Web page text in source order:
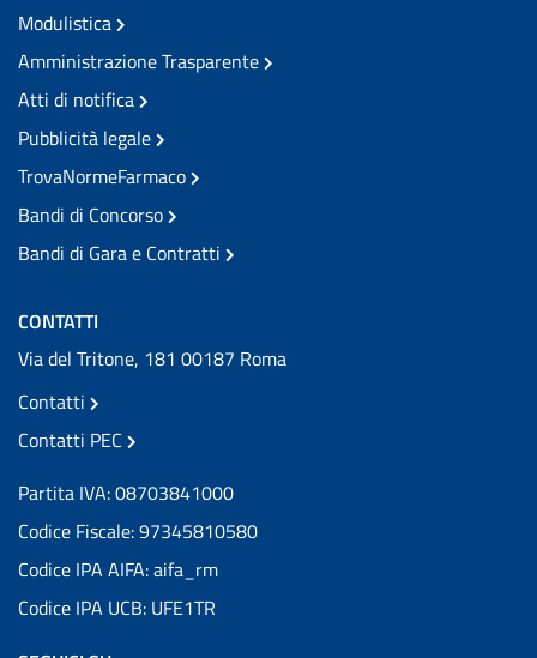
Modulistica
Amministrazione Trasparente
Atti di notifica
Pubblicità legale
TrovaNormeFarmaco
Bandi di Concorso
Bandi di Gara e Contratti
CONTATTI
Via del Tritone, 181 00187 Roma
Contatti
Contatti PEC
Partita IVA: 08703841000
Codice Fiscale: 97345810580
Codice IPA AIFA: aifa_rm
Codice IPA UCB: UFE1TR